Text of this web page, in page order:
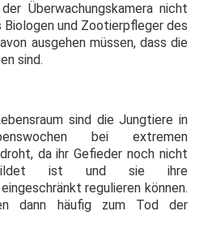
Überwachungskamera nicht
Biologen und Zootierpfleger des
ausgehen müssen, dass die
sind.
sind die Jungtiere in
bei extremen
da ihr Gefieder noch nicht
ist und sie ihre
regulieren können.
dann häufig zum Tod der